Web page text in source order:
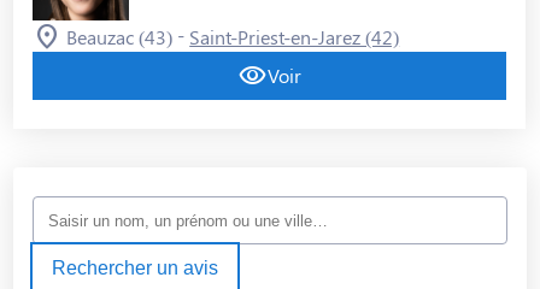
Beauzac (43) - Saint-Priest-en-Jarez (42)
Voir
Rechercher un avis